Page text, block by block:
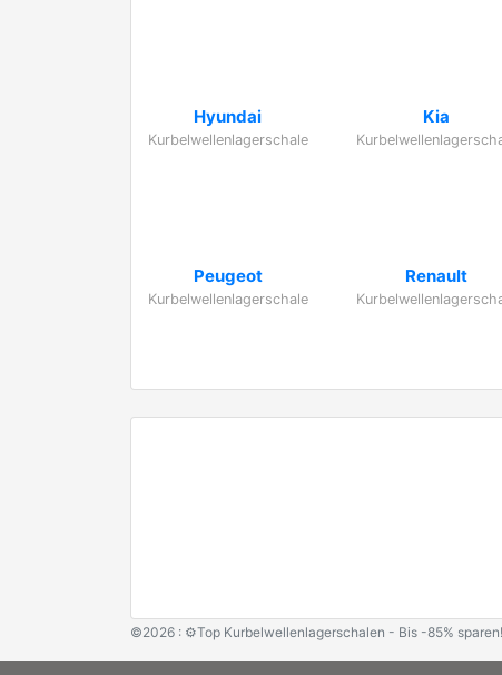
Hyundai
Kurbelwellenlagerschale
Kia
Peugeot
Kurbelwellenlagerschale
Renault
©2026 : ⚙️Top Kurbelwellenlagerschalen - Bis -85%